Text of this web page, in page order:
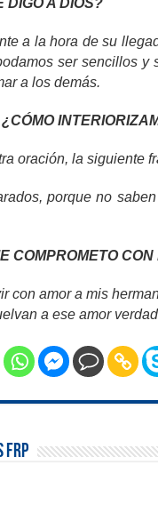
A DIOS?
a la hora de su
ser sencillos y
a los demás.
oración, la siguiente
porque no
COMPROMETO CON
con amor a mis
a ese amor